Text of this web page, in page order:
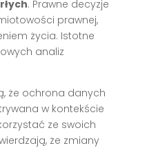
. Prawne decyzje
prawnej,
życia. Istotne
analiz
że ochrona danych
w kontekście
ze swoich
że zmiany